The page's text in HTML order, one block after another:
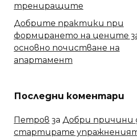
трениращите
Добрите практики при
формирането на цените
основно почистване на
апартамент
Последни коментари
Петров за Добри причини
стартирате